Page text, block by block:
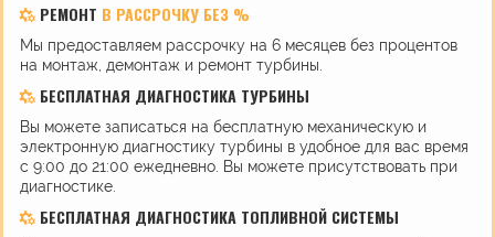
РЕМОНТ В РАССРОЧКУ БЕЗ %
Мы предоставляем рассрочку на 6 месяцев без процентов
на монтаж, демонтаж и ремонт турбины.
БЕСПЛАТНАЯ ДИАГНОСТИКА ТУРБИНЫ
Вы можете записаться на бесплатную механическую и
электронную диагностику турбины в удобное для вас время
с 9:00 до 21:00 ежедневно. Вы можете присутствовать при
диагностике.
БЕСПЛАТНАЯ ДИАГНОСТИКА ТОПЛИВНОЙ СИСТЕМЫ